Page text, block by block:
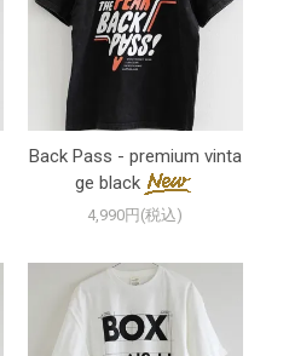
Back Pass - premium vinta
ge black
4,990円(税込)